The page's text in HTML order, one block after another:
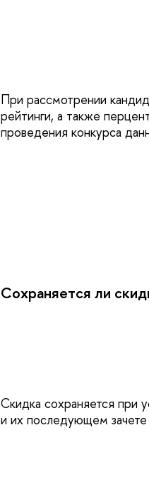
При рассмотрении
рейтинги, а также
проведения конкурса
Сохраняется ли
Скидка сохраняется при
и их последующем